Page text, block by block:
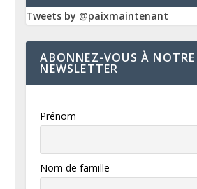
Tweets by @paixmaintenant
ABONNEZ-VOUS À NOTRE
NEWSLETTER
Prénom
Nom de famille